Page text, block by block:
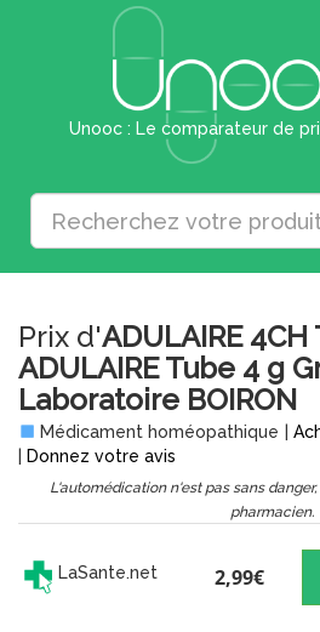
Unooc : Le comparateur de
Prix d'ADULAIRE 4CH
ADULAIRE Tube 4 g
Laboratoire BOIRON
Médicament homéopathique
Donnez votre avis
L'automédication n'est pas sans
pharmacien.
LaSante.net 2,99€